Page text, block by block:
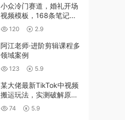
小众冷门赛道，婚礼开场
视频模板，168条笔记，
变现超20W+【详细教
程】
120 2.9
阿江老师·进阶剪辑课程多
领域案例
123 5.9
某大佬最新TikTok中视频
搬运玩法，实测破解原创
检测，流量稳冲破万，半
个小时一条爆款
74 5.9